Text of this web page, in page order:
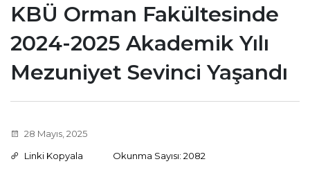
KBÜ Orman Fakültesinde
2024-2025 Akademik Yılı
Mezuniyet Sevinci Yaşandı
28 Mayıs, 2025
Linki Kopyala
Okunma Sayısı: 2082